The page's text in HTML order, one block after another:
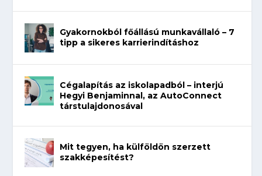
Gyakornokból főállású munkavállaló – 7
tipp a sikeres karrierindításhoz
Cégalapítás az iskolapadból – interjú
Hegyi Benjaminnal, az AutoConnect
társtulajdonosával
Mit tegyen, ha külföldön szerzett
szakképesítést?